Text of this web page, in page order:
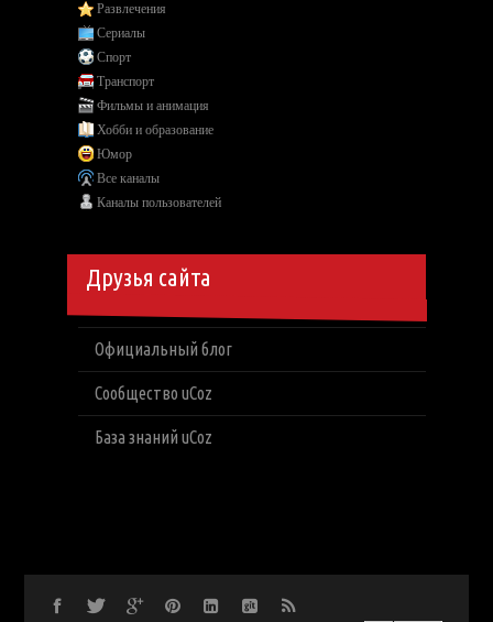
Развлечения
Сериалы
Спорт
Транспорт
Фильмы и анимация
Хобби и образование
Юмор
Все каналы
Каналы пользователей
Друзья сайта
Официальный блог
Сообщество uCoz
База знаний uCoz